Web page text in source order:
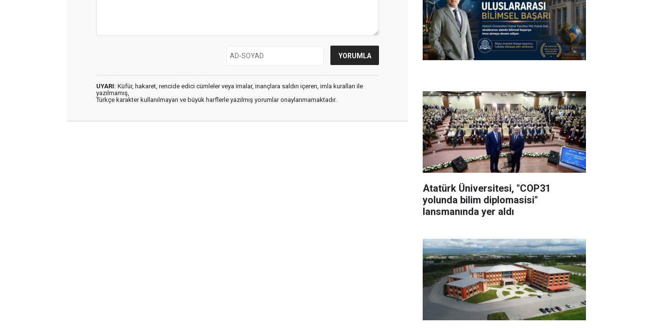
UYARI: Küfür, hakaret, rencide edici cümleler veya imalar, inançlara saldırı içeren, imla kuralları ile
yazılmamış,
Türkçe karakter kullanılmayan ve büyük harflerle yazılmış yorumlar onaylanmamaktadır.
Atatürk Üniversitesi, "COP31
yolunda bilim diplomasisi"
lansmanında yer aldı